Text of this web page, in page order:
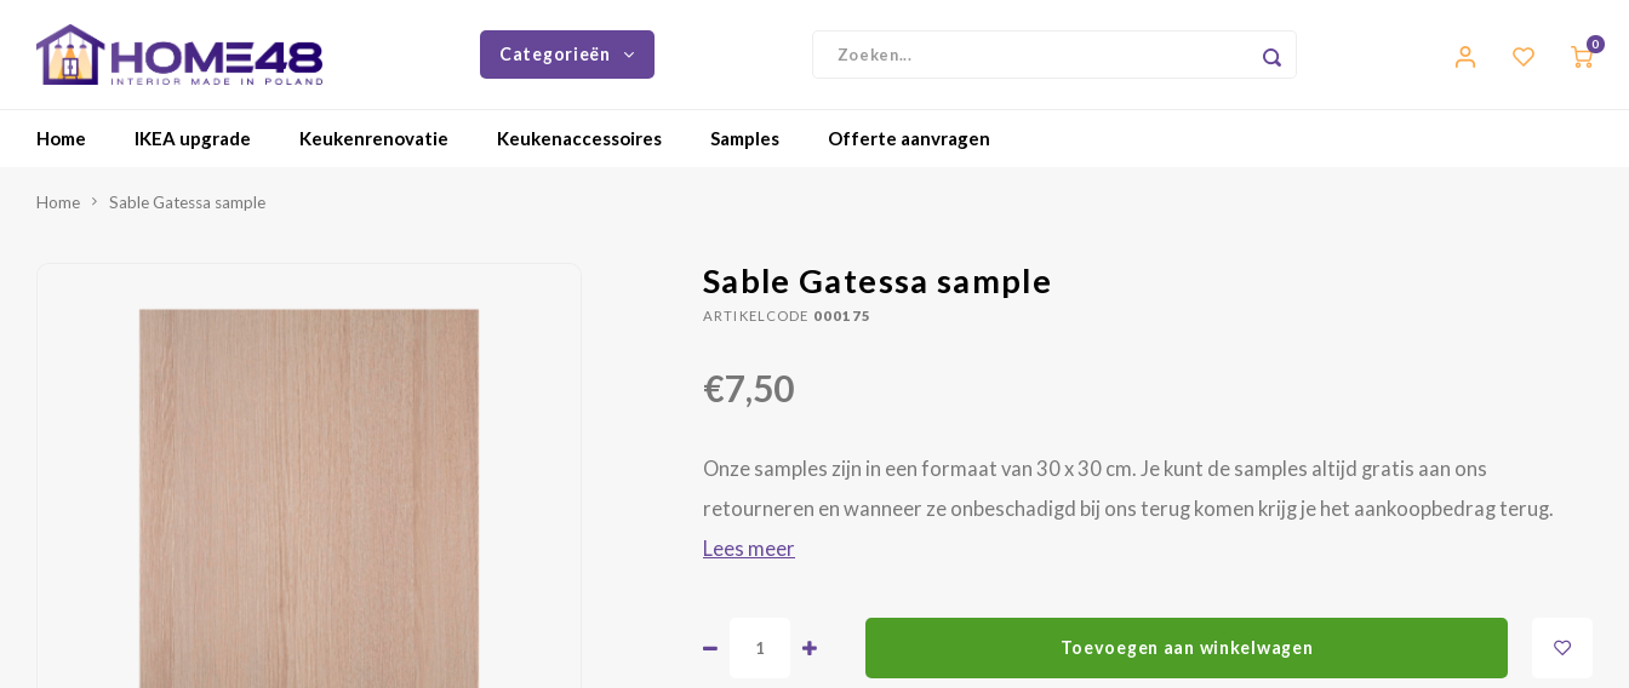
Categorieën 0
Home IKEA upgrade Keukenrenovatie Keukenaccessoires Samples Offerte aanvragen
Home Sable Gatessa sample
Sable Gatessa sample
ARTIKELCODE 000175
€7,50
Onze samples zijn in een formaat van 30 x 30 cm. Je kunt de samples altijd gratis aan ons
retourneren en wanneer ze onbeschadigd bij ons terug komen krijg je het aankoopbedrag terug.
Lees meer
Toevoegen aan winkelwagen